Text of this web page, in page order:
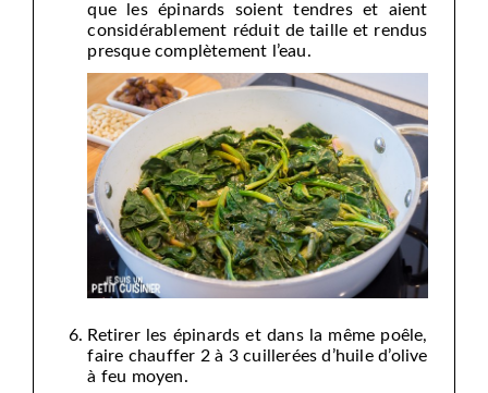
que les épinards soient tendres et aient
considérablement réduit de taille et rendus
presque complètement l’eau.
Retirer les épinards et dans la même poêle,
faire chauffer 2 à 3 cuillerées d’huile d’olive
à feu moyen.